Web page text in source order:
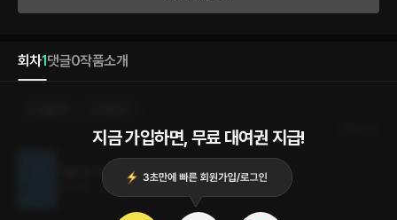
회차1 댓글0작품소개
지금 가입하면, 무료 대여권 지급!
가을비는 떡비
2024.01.15